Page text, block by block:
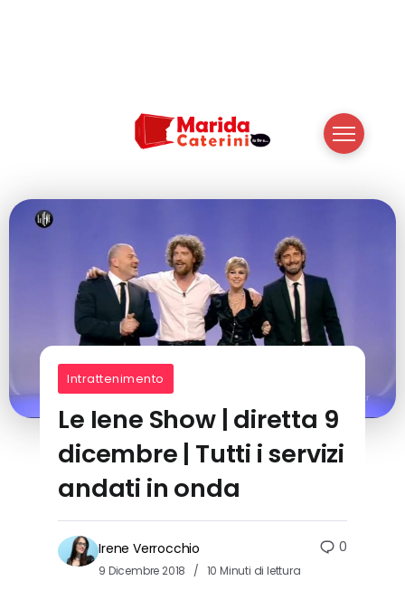
Intrattenimento
Le Iene Show | diretta 9
dicembre | Tutti i servizi
andati in onda
Irene Verrocchio
9 Dicembre 2018 10 Minuti di lettura
0